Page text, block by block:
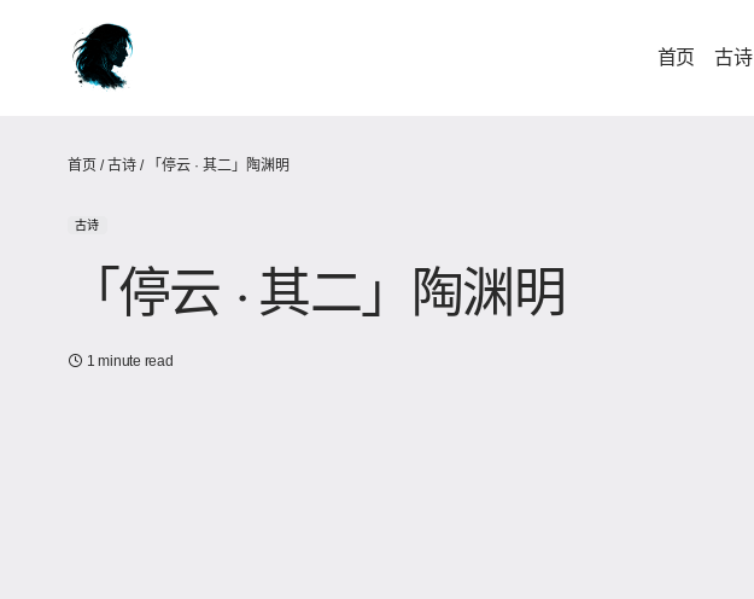
首页 古诗
首页 /古诗 / 「停云 · 其二」陶渊明
古诗
「停云 · 其二」陶渊明
1 minute read